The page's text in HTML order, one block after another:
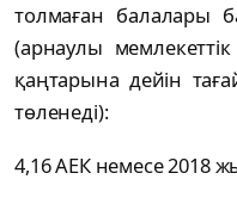
толмаған балалары
(арнаулы
қаңтарына дейін
төленеді):
4,16 АЕК немесе 2018